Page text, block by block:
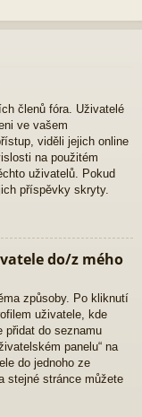
členů fóra. Uživatelé
ve vašem
viděli jejich online
na použitém
uživatelů. Pokud
příspěvky skryty.
do/z mého
způsoby. Po kliknutí
uživatele, kde
přidat do seznamu
panelu“ na
do jednoho ze
stejné stránce můžete